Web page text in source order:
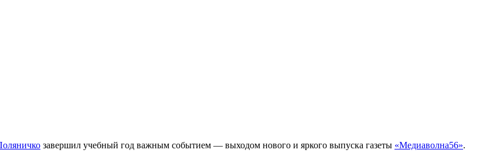
завершил учебный год важным событием — выходом нового и яркого выпуска газеты «Медиаволна56».